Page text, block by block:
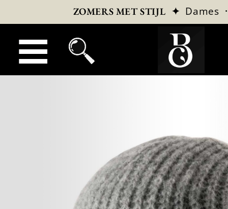
ZOMERS MET STIJL ✦ Dames